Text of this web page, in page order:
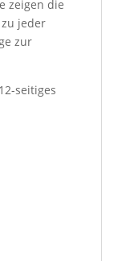
zeigen die
jeder
zur
seitiges